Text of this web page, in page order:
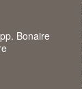
Bonaire